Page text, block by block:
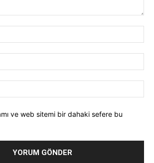
ve web sitemi bir dahaki sefere bu